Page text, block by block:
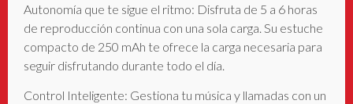
Autonomía que te sigue el ritmo: Disfruta de 5 a 6 horas
de reproducción continua con una sola carga. Su estuche
compacto de 250 mAh te ofrece la carga necesaria para
seguir disfrutando durante todo el día.
Control Inteligente: Gestiona tu música y llamadas con un